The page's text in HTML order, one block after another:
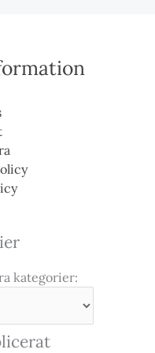
kategorier: